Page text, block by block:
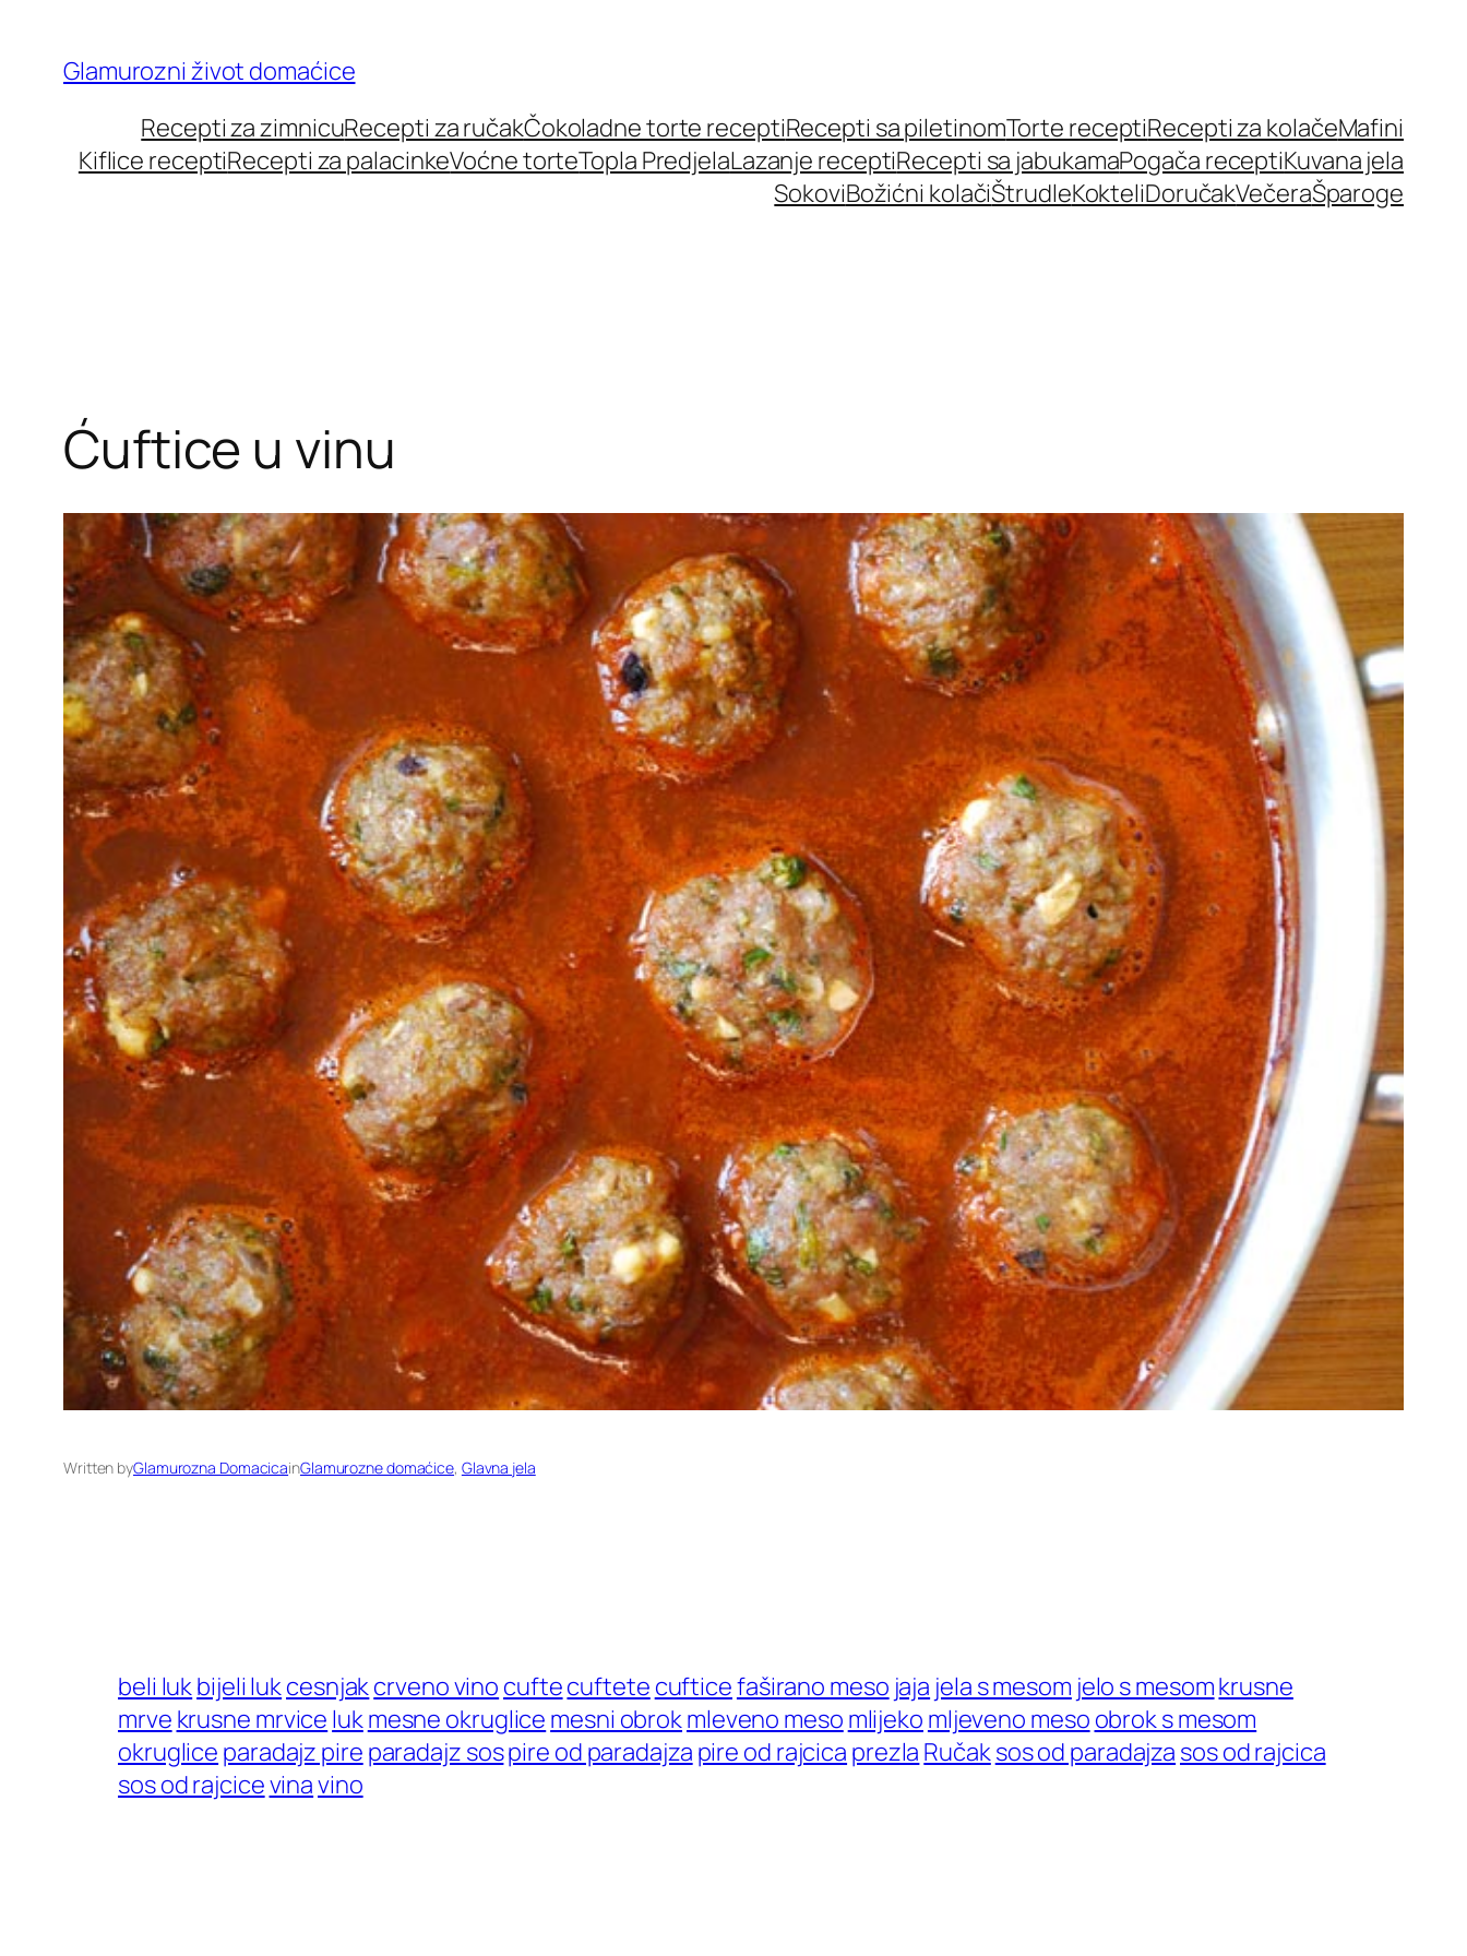
content
Glamurozni život domaćice
Recepti za zimnicuRecepti za ručakČokoladne torte receptiRecepti sa piletinomTorte receptiRecepti za kolačeMafini
Kiflice receptiRecepti za palacinkeVoćne torteTopla PredjelaLazanje receptiRecepti sa jabukamaPogača receptiKuvana jela
SokoviBožićni kolačiŠtrudleKokteliDoručakVečeraŠparoge
Ćuftice u vinu
Written byGlamurozna DomacicainGlamurozne domaćice, Glavna jela
beli lukbijeli lukcesnjakcrveno vino cuftecuftete cufticefaširano meso jaja jela s mesom jelo s mesomkrusne
mrve krusne mrvice lukmesne okruglice mesni obrokmleveno meso mlijeko mljeveno meso obrok s mesom
okruglice paradajz pire paradajz sospire od paradajza pire od rajcica prezla Ručaksos od paradajza sos od rajcica
sos od rajcicevinavino